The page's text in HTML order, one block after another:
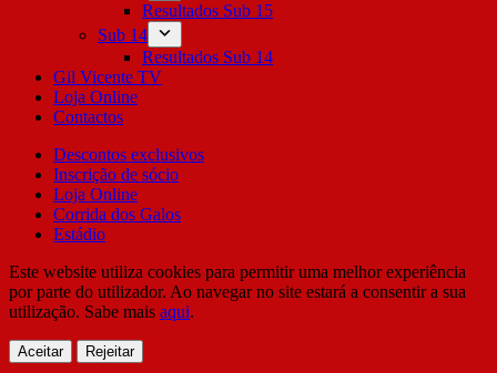
Resultados Sub 15
Sub 14
Resultados Sub 14
Gil Vicente TV
Loja Online
Contactos
Descontos exclusivos
Inscrição de sócio
Loja Online
Corrida dos Galos
Estádio
Este website utiliza cookies para permitir uma melhor experiência
por parte do utilizador. Ao navegar no site estará a consentir a sua
utilização. Sabe mais aqui.
Aceitar Rejeitar